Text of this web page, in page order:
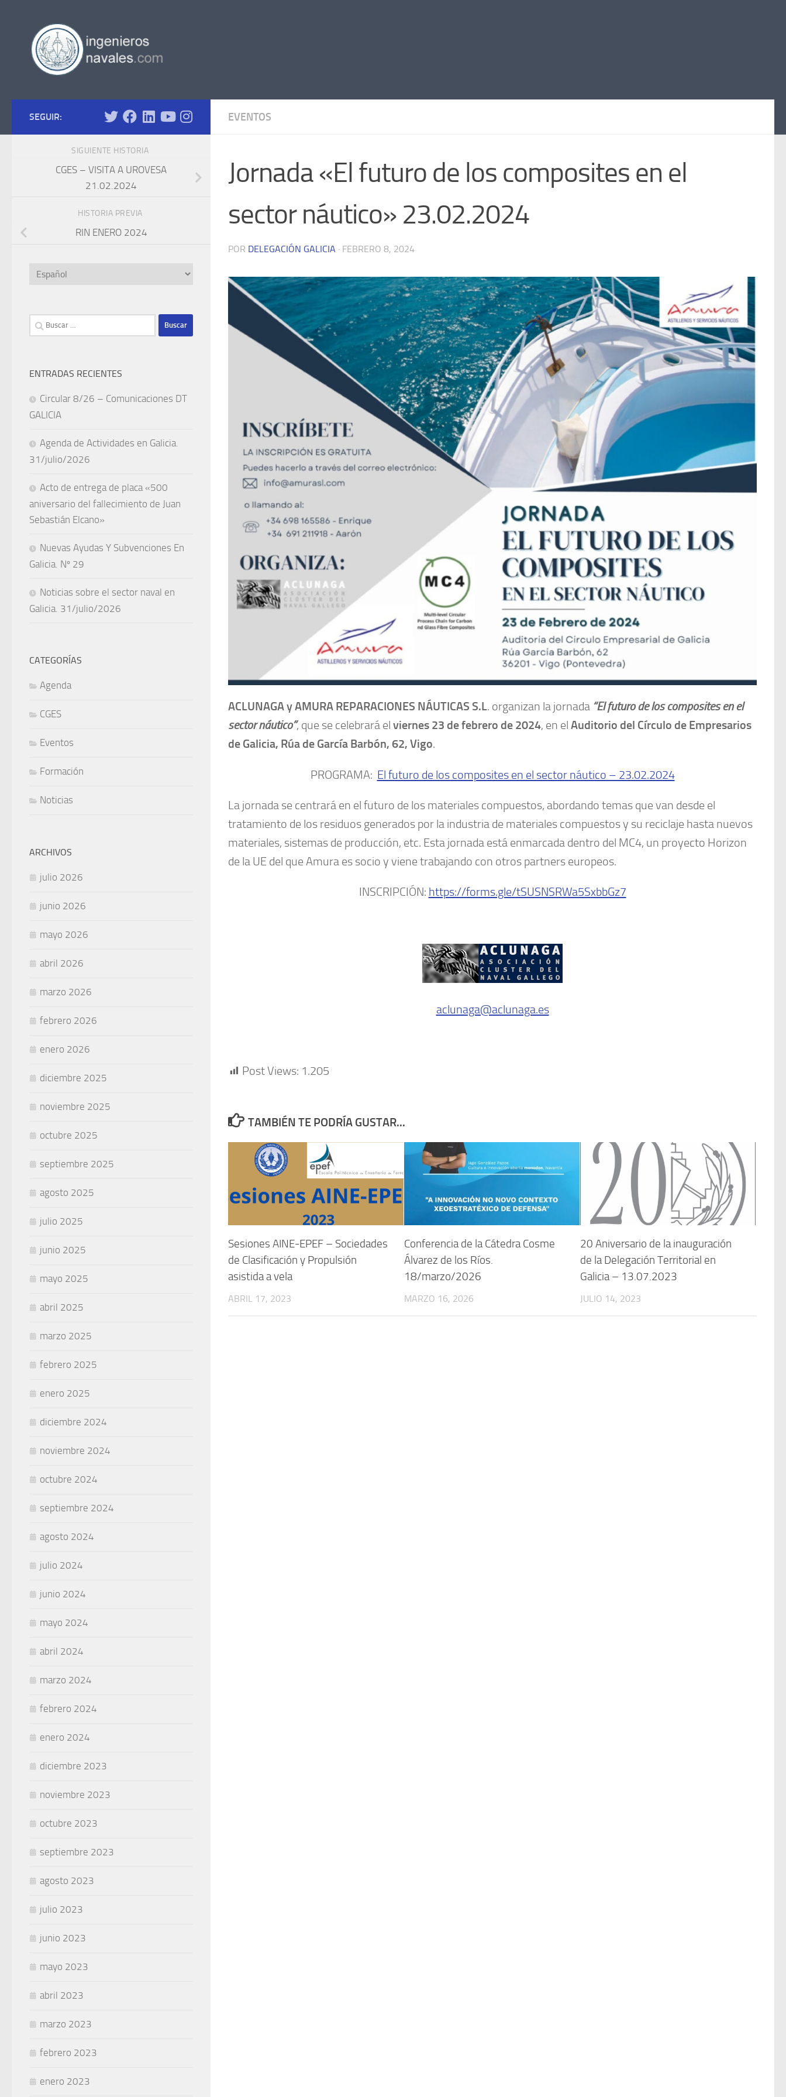
EVENTOS
Jornada «El futuro de los composites en el
sector náutico» 23.02.2024
POR DELEGACIÓN GALICIA · FEBRERO 8, 2024
ACLUNAGA y AMURA REPARACIONES NÁUTICAS S.L. organizan la jornada “El futuro de los composites en el
sector náutico”, que se celebrará el viernes 23 de febrero de 2024, en el Auditorio del Círculo de Empresarios
de Galicia, Rúa de García Barbón, 62, Vigo.
PROGRAMA: El futuro de los composites en el sector náutico – 23.02.2024
La jornada se centrará en el futuro de los materiales compuestos, abordando temas que van desde el
tratamiento de los residuos generados por la industria de materiales compuestos y su reciclaje hasta nuevos
materiales, sistemas de producción, etc. Esta jornada está enmarcada dentro del MC4, un proyecto Horizon
de la UE del que Amura es socio y viene trabajando con otros partners europeos.
INSCRIPCIÓN: https://forms.gle/tSUSNSRWa5SxbbGz7
aclunaga@aclunaga.es
Post Views: 1.205
TAMBIÉN TE PODRÍA GUSTAR...
Sesiones AINE-EPEF – Sociedades
de Clasificación y Propulsión
asistida a vela
ABRIL 17, 2023
Conferencia de la Cátedra Cosme
Álvarez de los Ríos.
18/marzo/2026
MARZO 16, 2026
20 Aniversario de la inauguración
de la Delegación Territorial en
Galicia – 13.07.2023
JULIO 14, 2023
SEGUIR:
SIGUIENTE HISTORIA
CGES – VISITA A UROVESA
21.02.2024
HISTORIA PREVIA
RIN ENERO 2024
Elegir
Buscar:
ENTRADAS RECIENTES
Circular 8/26 – Comunicaciones DT
GALICIA
Agenda de Actividades en Galicia.
31/julio/2026
Acto de entrega de placa «500
aniversario del fallecimiento de Juan
Sebastián Elcano»
Nuevas Ayudas Y Subvenciones En
Galicia. Nº 29
Noticias sobre el sector naval en
Galicia. 31/julio/2026
CATEGORÍAS
Agenda
CGES
Eventos
Formación
Noticias
ARCHIVOS
julio 2026
junio 2026
mayo 2026
abril 2026
marzo 2026
febrero 2026
enero 2026
diciembre 2025
noviembre 2025
octubre 2025
septiembre 2025
agosto 2025
julio 2025
junio 2025
mayo 2025
abril 2025
marzo 2025
febrero 2025
enero 2025
diciembre 2024
noviembre 2024
octubre 2024
septiembre 2024
agosto 2024
julio 2024
junio 2024
mayo 2024
abril 2024
marzo 2024
febrero 2024
enero 2024
diciembre 2023
noviembre 2023
octubre 2023
septiembre 2023
agosto 2023
julio 2023
junio 2023
mayo 2023
abril 2023
marzo 2023
febrero 2023
enero 2023